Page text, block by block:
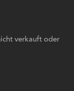
verkauft oder